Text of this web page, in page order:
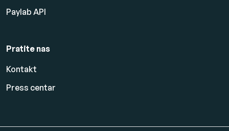
Paylab API
Pratite nas
Kontakt
Press centar